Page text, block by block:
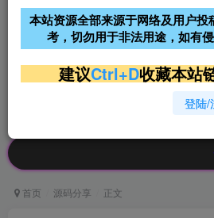
阿里云2核2G200M服务器68元/
年
超低价文字广告位招租
公
首页 源码分享 正文
本站资源全部来源于网络及用户投
考，切勿用于非法用途，如有
建议Ctrl+D收藏本站
登陆/